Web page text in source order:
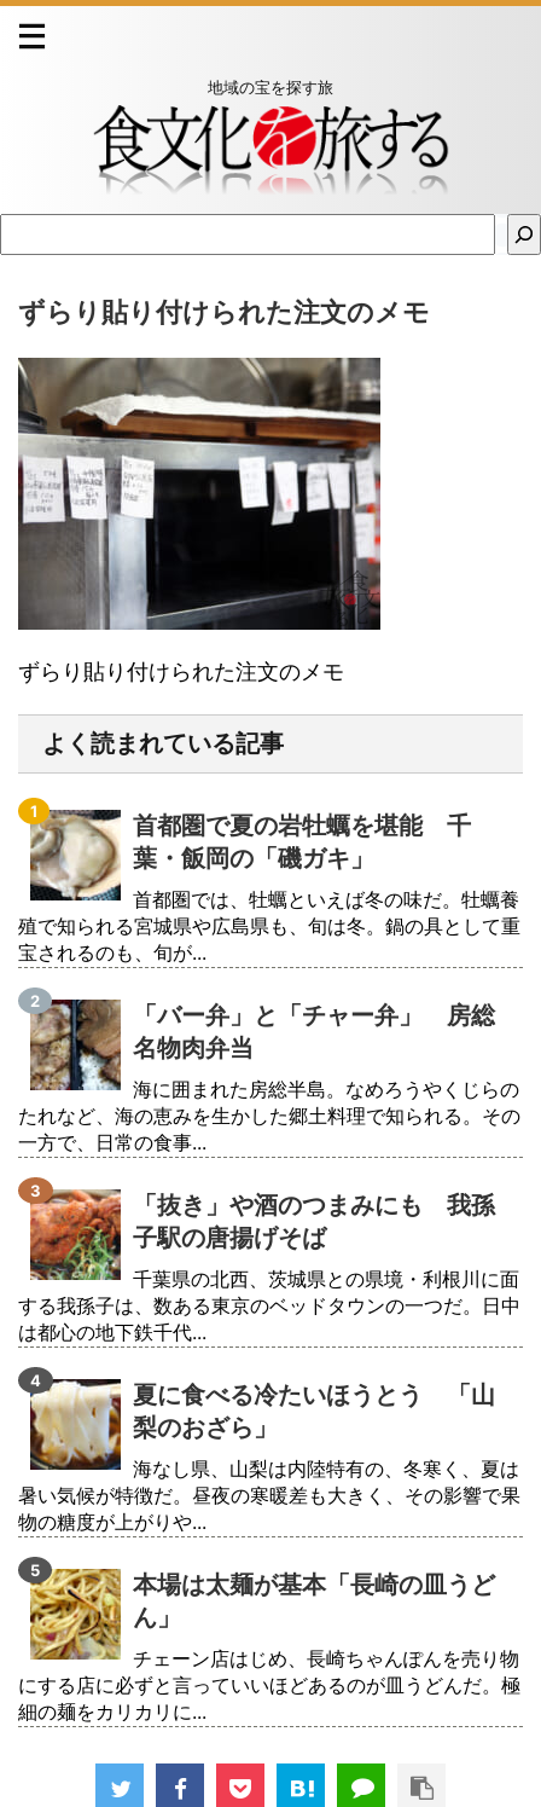
地域の宝を探す旅
ずらり貼り付けられた注文のメモ
ずらり貼り付けられた注文のメモ
よく読まれている記事
首都圏で夏の岩牡蠣を堪能 千
葉・飯岡の「磯ガキ」
首都圏では、牡蠣といえば冬の味だ。牡蠣養
殖で知られる宮城県や広島県も、旬は冬。鍋の具として重
宝されるのも、旬が...
「バー弁」と「チャー弁」 房総
名物肉弁当
海に囲まれた房総半島。なめろうやくじらの
たれなど、海の恵みを生かした郷土料理で知られる。その
一方で、日常の食事...
「抜き」や酒のつまみにも 我孫
子駅の唐揚げそば
千葉県の北西、茨城県との県境・利根川に面
する我孫子は、数ある東京のベッドタウンの一つだ。日中
は都心の地下鉄千代...
夏に食べる冷たいほうとう 「山
梨のおざら」
海なし県、山梨は内陸特有の、冬寒く、夏は
暑い気候が特徴だ。昼夜の寒暖差も大きく、その影響で果
物の糖度が上がりや...
本場は太麺が基本「長崎の皿うど
ん」
チェーン店はじめ、長崎ちゃんぽんを売り物
にする店に必ずと言っていいほどあるのが皿うどんだ。極
細の麺をカリカリに...